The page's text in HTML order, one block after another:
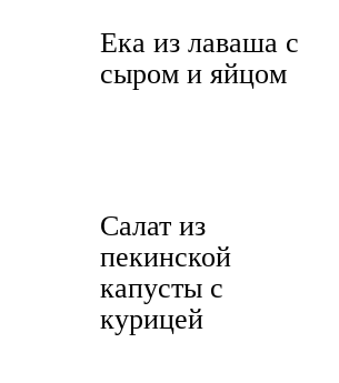
Ека из лаваша с
сыром и яйцом
Салат из
пекинской
капусты с
курицей